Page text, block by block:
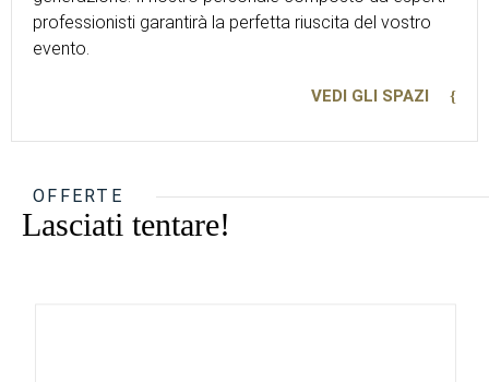
professionisti garantirà la perfetta riuscita del vostro
evento.
VEDI GLI SPAZI
OFFERTE
Lasciati tentare!